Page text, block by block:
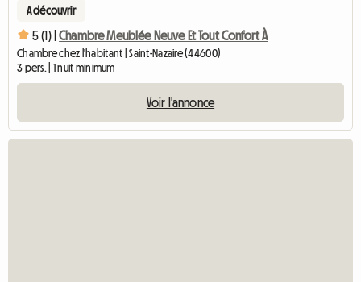
A découvrir
5 (1) | Chambre Meublée Neuve Et Tout Confort À
Chambre chez l'habitant | Saint-Nazaire (44600)
3 pers. | 1 nuit minimum
Voir l'annonce